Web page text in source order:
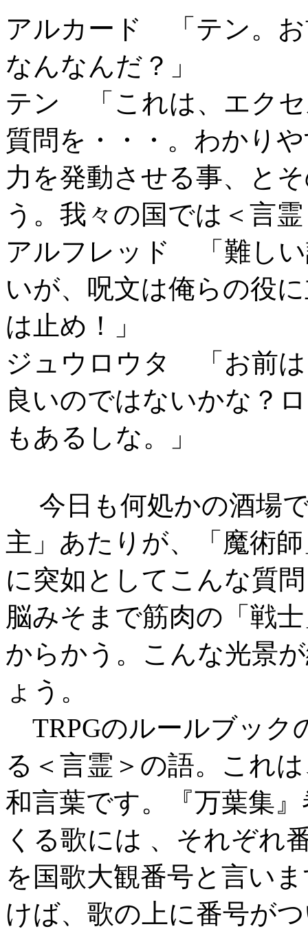
アルカード 「テン。お
なんなんだ？」
テン 「これは、エクセ
質問を・・・。わかり
力を発動させる事、と
う。我々の国では＜言
アルフレッド 「難しい
いが、呪文は俺らの役
は止め！」
ジュウロウタ 「お前
良いのではないかな？
もあるしな。」
今日も何処かの酒場
主」あたりが、「魔術
に突如としてこんな質
脳みそまで筋肉の「戦
からかう。こんな光景
ょう。
TRPGのルールブック
る＜言霊＞の語。これ
和言葉です。『万葉集
くる歌には 、それぞれ
を国歌大観番号と言い
けば、歌の上に番号が